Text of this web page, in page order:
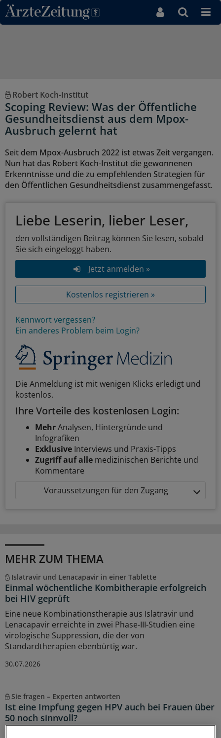
Direkt zum Inhaltsbereich
Robert Koch-Institut
Scoping Review: Was der Öffentliche
Gesundheitsdienst aus dem Mpox-
Ausbruch gelernt hat
Seit dem Mpox-Ausbruch 2022 ist etwas Zeit vergangen.
Nun hat das Robert Koch-Institut die gewonnenen
Erkenntnisse und die zu empfehlenden Strategien für
den Öffentlichen Gesundheitsdienst zusammengefasst.
Liebe Leserin, lieber Leser,
den vollständigen Beitrag können Sie lesen, sobald
Sie sich eingeloggt haben.
Jetzt anmelden »
Kostenlos registrieren »
Kennwort vergessen?
Ein anderes Problem beim Login?
Die Anmeldung ist mit wenigen Klicks erledigt und
kostenlos.
Ihre Vorteile des kostenlosen Login:
MehrAnalysen, Hintergründe und
Infografiken
Exklusive Interviews und Praxis-Tipps
Zugriff auf alle medizinischen Berichte und
Kommentare
Voraussetzungen für den Zugang
MEHR ZUM THEMA
Islatravir und Lenacapavir in einer Tablette
Einmal wöchentliche Kombitherapie erfolgreich
bei HIV geprüft
Eine neue Kombinationstherapie aus Islatravir und
Lenacapavir erreichte in zwei Phase-III-Studien eine
virologische Suppression, die der von
Standardtherapien ebenbürtig war.
30.07.2026
Sie fragen – Experten antworten
Ist eine Impfung gegen HPV auch bei Frauen über
50 noch sinnvoll?